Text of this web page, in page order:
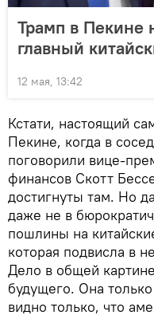
Трамп в Пекине
главный
12 мая, 13:42
Кстати, настоящий
Пекине, когда в
поговорили вице-
финансов Скотт
достигнуты там. Но
даже не в
пошлины на
которая подвисла в
Дело в общей
будущего. Она
видно только, что